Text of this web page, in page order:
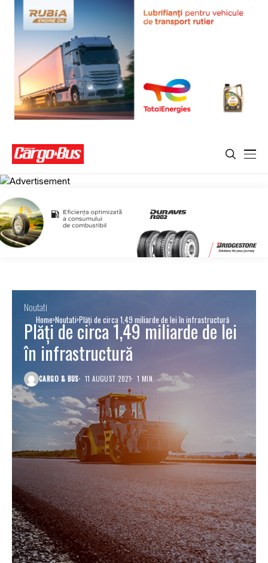
Home Noutati Plăți de circa 1,49 miliarde de lei în infrastructură
Noutati
Plăți de circa 1,49 miliarde de lei
în infrastructură
CARGO & BUS 11 AUGUST 2021 1 MIN.